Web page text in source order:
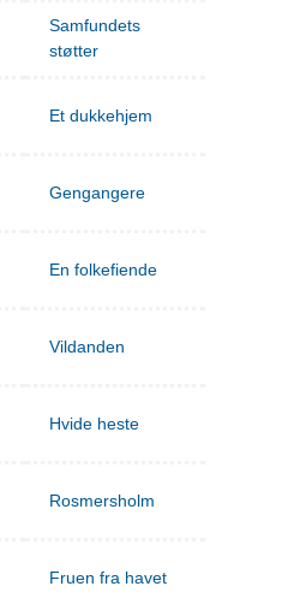
Samfundets
støtter
Et dukkehjem
Gengangere
En folkefiende
Vildanden
Hvide heste
Rosmersholm
Fruen fra havet